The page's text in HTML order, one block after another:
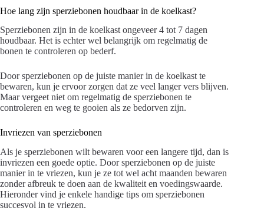
Hoe lang zijn sperziebonen houdbaar in de koelkast?
Sperziebonen zijn in de koelkast ongeveer 4 tot 7 dagen
houdbaar. Het is echter wel belangrijk om regelmatig de
bonen te controleren op bederf.
Door sperziebonen op de juiste manier in de koelkast te
bewaren, kun je ervoor zorgen dat ze veel langer vers blijven.
Maar vergeet niet om regelmatig de sperziebonen te
controleren en weg te gooien als ze bedorven zijn.
Invriezen van sperziebonen
Als je sperziebonen wilt bewaren voor een langere tijd, dan is
invriezen een goede optie. Door sperziebonen op de juiste
manier in te vriezen, kun je ze tot wel acht maanden bewaren
zonder afbreuk te doen aan de kwaliteit en voedingswaarde.
Hieronder vind je enkele handige tips om sperziebonen
succesvol in te vriezen.